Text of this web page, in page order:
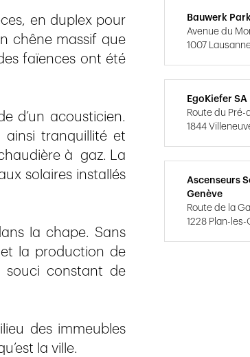
en duplex pour
chêne massif que
faïences ont été
d’un acousticien.
ainsi tranquillité et
à gaz. La
solaires installés
la chape. Sans
et la production de
souci constant de
des immeubles
la ville.
Bauwerk
Avenue du
1007
EgoKiefer SA
Route du Pré-
1844
Ascenseurs
Genève
Route de la
1228 Plan-les-